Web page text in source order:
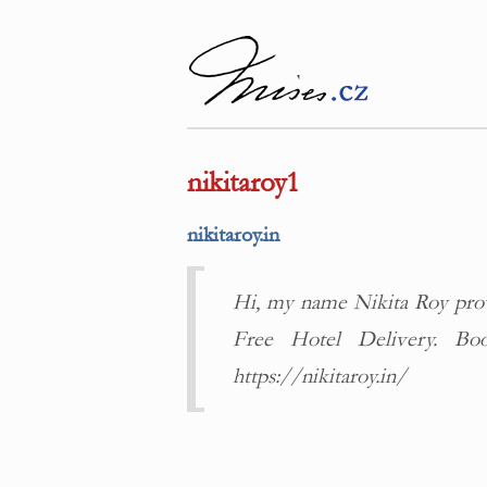
nikitaroy1
nikitaroy.in
Hi, my name Nikita Roy
Free Hotel Delivery.
https://nikitaroy.in/